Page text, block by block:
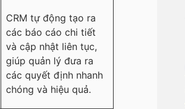
CRM tự động tạo ra
các báo cáo chi tiết
và cập nhật liên tục,
giúp quản lý đưa ra
các quyết định nhanh
chóng và hiệu quả.